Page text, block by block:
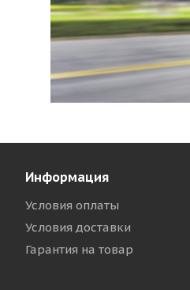
Информация
Условия оплаты
Условия доставки
Гарантия на товар